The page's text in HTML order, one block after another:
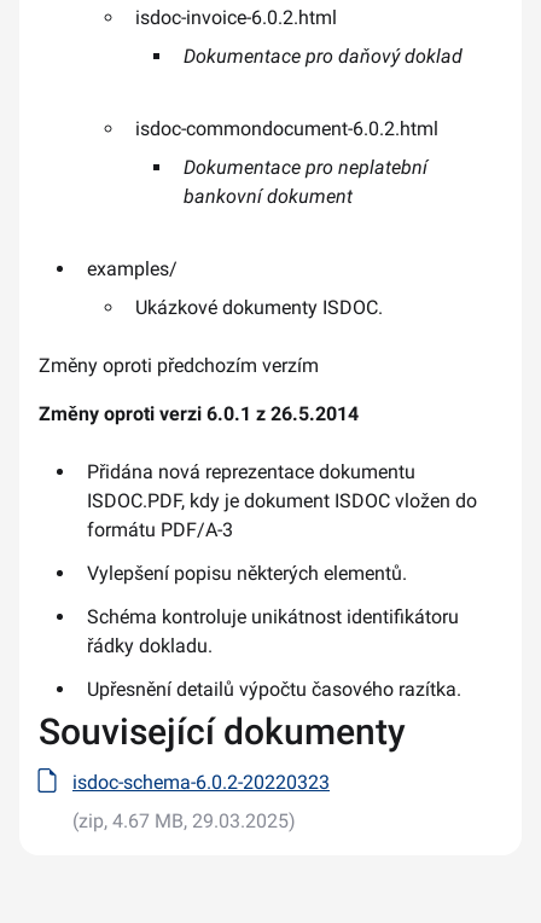
isdoc-invoice-6.0.2.html
Dokumentace pro daňový doklad
isdoc-commondocument-6.0.2.html
Dokumentace pro neplatební
bankovní dokument
examples/
​Ukázkové dokumenty ISDOC.
Změny oproti předchozím verzím
Změny oproti verzi 6.0.1 z 26.5.2014
Přidána nová reprezentace dokumentu
ISDOC.PDF, kdy je dokument ISDOC vložen do
formátu PDF/A-3
Vylepšení popisu některých elementů.
Schéma kontroluje unikátnost identifikátoru
řádky dokladu.
Upřesnění detailů výpočtu časového razítka.
Související dokumenty
isdoc-schema-6.0.2-20220323
(zip, 4.67 MB, 29.03.2025)